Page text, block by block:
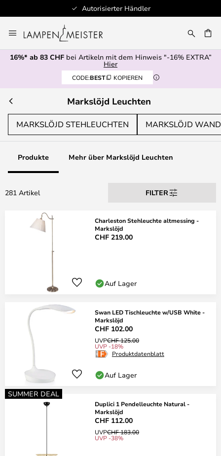
100+ Designerbrands
Inhalt
springen
16%* ab 83 CHFbei Artikeln mit dem Hinweis "-16% EXTRA”
Hier
CODE:BEST KOPIEREN
Markslöjd Leuchten
MARKSLÖJD STEHLEUCHTEN MARKSLÖJD
Produkte Mehr über Markslöjd Leuchten
281 Artikel FILTER
Charleston Stehleuchte altmessing -
Markslöjd
CHF 219.00
Auf Lager
Swan LED Tischleuchte w/USB White -
Markslöjd
CHF 102.00
UVPCHF 125.00
UVP -18%
Produktdatenblatt
Auf Lager
SUMMER DEAL
Duplici 1 Pendelleuchte Natural -
Markslöjd
CHF 112.00
UVPCHF 183.00
UVP -38%